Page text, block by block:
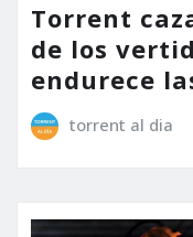
Torrent
de los
endurece
torrent al dia